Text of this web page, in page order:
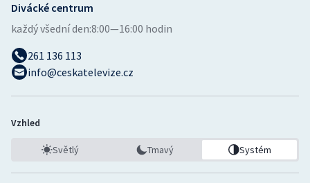
Divácké centrum
každý všední den:8:00—16:00 hodin
261 136 113
info@ceskatelevize.cz
Vzhled
Světlý Tmavý Systém